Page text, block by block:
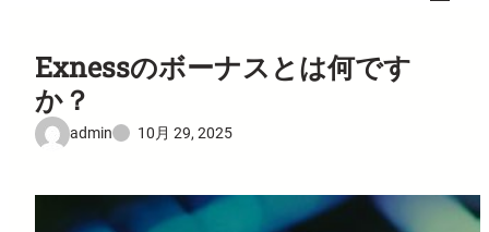
Exnessのボーナスとは何です
か？
admin 10月 29, 2025